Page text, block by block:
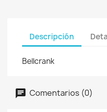
Descripción
Bellcrank
Comentarios (0)